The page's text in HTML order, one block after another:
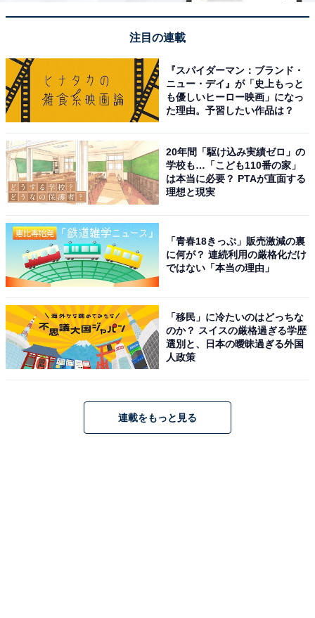
注目の連載
『スパイダーマン：ブランド・
ニュー・デイ』が「史上もっと
も優しいヒーロー映画」になっ
た理由。予習したい作品は？
20年間「駆け込み実績ゼロ」の
学校も…「こども110番の家」
は本当に必要？ PTAが直面する
理想と現実
「青春18きっぷ」販売激減の裏
に何が？ 連続利用の厳格化だけ
ではない「本当の理由」
「移民」に冷たいのはどっちな
のか？ スイスの厳格過ぎる学歴
選別と、日本の曖昧過ぎる外国
人政策
連載をもっと見る